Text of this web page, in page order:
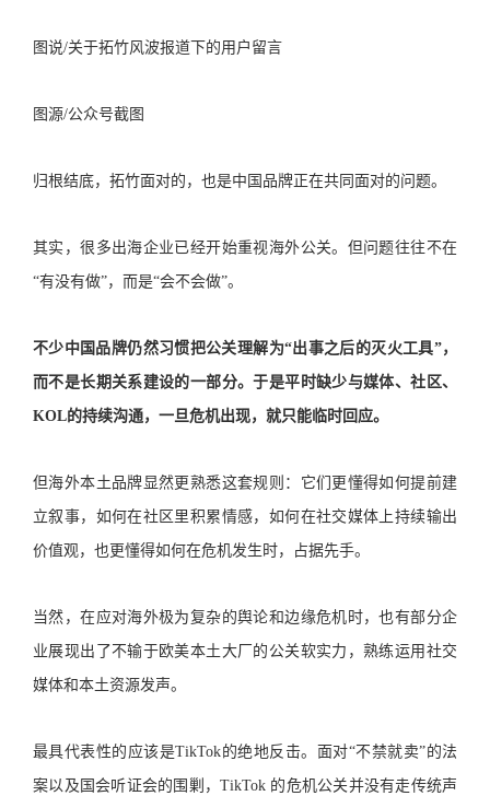
图说/关于拓竹风波报道下的用户留言
图源/公众号截图
归根结底，拓竹面对的，也是中国品牌正在共同面对的问题。
其实，很多出海企业已经开始重视海外公关。但问题往往不在
“有没有做”，而是“会不会做”。
不少中国品牌仍然习惯把公关理解为“出事之后的灭火工具”，
而不是长期关系建设的一部分。于是平时缺少与媒体、社区、
KOL的持续沟通，一旦危机出现，就只能临时回应。
但海外本土品牌显然更熟悉这套规则：它们更懂得如何提前建
立叙事，如何在社区里积累情感，如何在社交媒体上持续输出
价值观，也更懂得如何在危机发生时，占据先手。
当然，在应对海外极为复杂的舆论和边缘危机时，也有部分企
业展现出了不输于欧美本土大厂的公关软实力，熟练运用社交
媒体和本土资源发声。
最具代表性的应该是TikTok的绝地反击。面对“不禁就卖”的法
案以及国会听证会的围剿，TikTok 的危机公关并没有走传统声